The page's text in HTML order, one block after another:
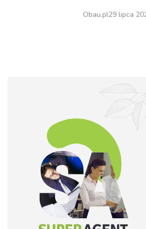
Obau.pl29 lipca